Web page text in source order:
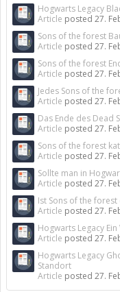
Hogwarts Legacy
Article posted 27.
Sons of the forest
Article posted 27.
Sons of the forest
Article posted 27.
Jedes Sons of the
Article posted 27.
Das Ende des Dead
Article posted 27.
Sons of the forest
Article posted 27.
Sollte man in
Article posted 27.
Ist Sons of the
Article posted 27.
Hogwarts Legacy
Article posted 27.
Hogwarts Legacy
Standort
Article posted 27.